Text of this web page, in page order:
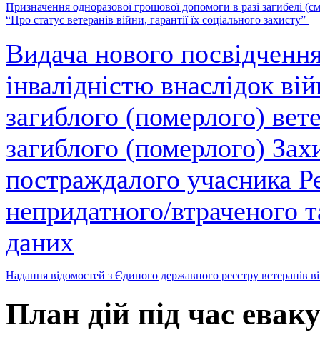
Призначення одноразової грошової допомоги в разі загибелі
“Про статус ветеранів війни, гарантії їх соціального захисту”
Видача нового
інвалідністю внаслідок
загиблого (померлого)
загиблого (померлого)
постраждалого учасника
непридатного/втраченого
даних
Надання відомостей з Єдиного державного реєстру ветеранів
План дій під час